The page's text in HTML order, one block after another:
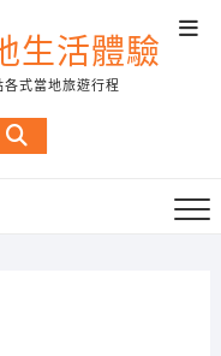
生活體驗
式當地旅遊行程